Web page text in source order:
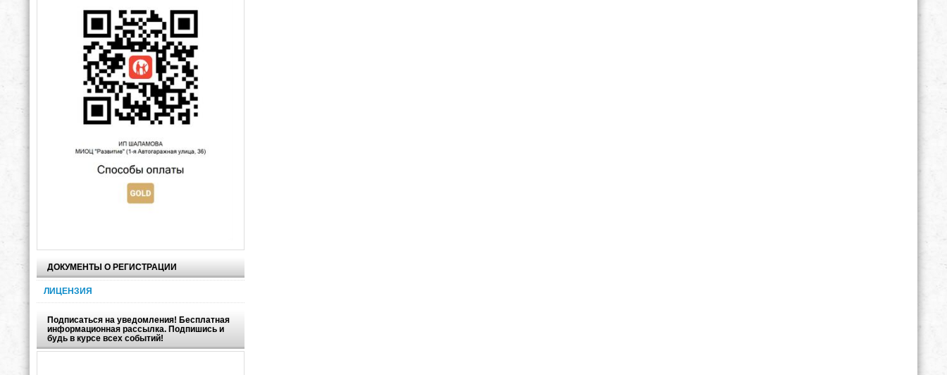
ДОКУМЕНТЫ О РЕГИСТРАЦИИ
ЛИЦЕНЗИЯ
Подписаться на уведомления! Бесплатная
информационная рассылка. Подпишись и
будь в курсе всех событий!